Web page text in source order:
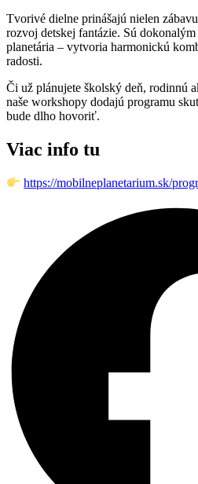
Tvorivé dielne prinášajú nielen
rozvoj detskej fantázie. Sú
planetária – vytvoria harmonickú
radosti.
Či už plánujete školský deň, rodinnú
naše workshopy dodajú programu
bude dlho hovoriť.
Viac info tu
https://mobilneplanetarium.sk/